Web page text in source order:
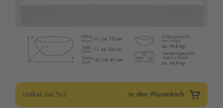
UnikatJa6.163 in den Warenkorb